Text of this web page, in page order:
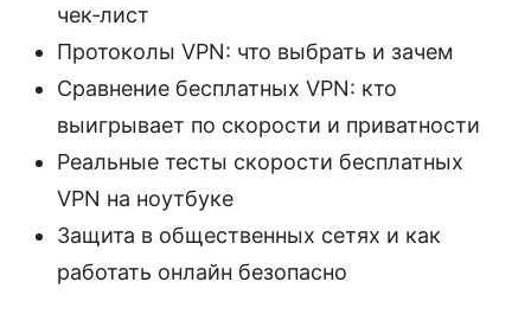
чек‑лист
Протоколы VPN: что выбрать и зачем
Сравнение бесплатных VPN: кто
выигрывает по скорости и приватности
Реальные тесты скорости бесплатных
VPN на ноутбуке
Защита в общественных сетях и как
работать онлайн безопасно